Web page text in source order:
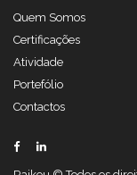
Quem Somos
Certificações
Atividade
Portefólio
Contactos